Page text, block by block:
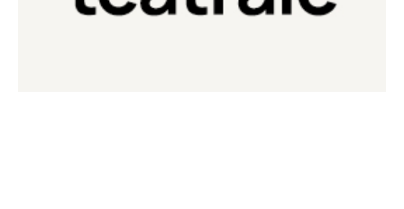
Laboratorio Teatrale